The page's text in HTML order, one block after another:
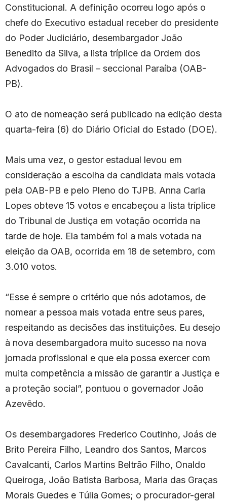
Constitucional. A definição ocorreu logo após o
chefe do Executivo estadual receber do presidente
do Poder Judiciário, desembargador João
Benedito da Silva, a lista tríplice da Ordem dos
Advogados do Brasil – seccional Paraíba (OAB-
PB).
O ato de nomeação será publicado na edição desta
quarta-feira (6) do Diário Oficial do Estado (DOE).
Mais uma vez, o gestor estadual levou em
consideração a escolha da candidata mais votada
pela OAB-PB e pelo Pleno do TJPB. Anna Carla
Lopes obteve 15 votos e encabeçou a lista tríplice
do Tribunal de Justiça em votação ocorrida na
tarde de hoje. Ela também foi a mais votada na
eleição da OAB, ocorrida em 18 de setembro, com
3.010 votos.
“Esse é sempre o critério que nós adotamos, de
nomear a pessoa mais votada entre seus pares,
respeitando as decisões das instituições. Eu desejo
à nova desembargadora muito sucesso na nova
jornada profissional e que ela possa exercer com
muita competência a missão de garantir a Justiça e
a proteção social”, pontuou o governador João
Azevêdo.
Os desembargadores Frederico Coutinho, Joás de
Brito Pereira Filho, Leandro dos Santos, Marcos
Cavalcanti, Carlos Martins Beltrão Filho, Onaldo
Queiroga, João Batista Barbosa, Maria das Graças
Morais Guedes e Túlia Gomes; o procurador-geral